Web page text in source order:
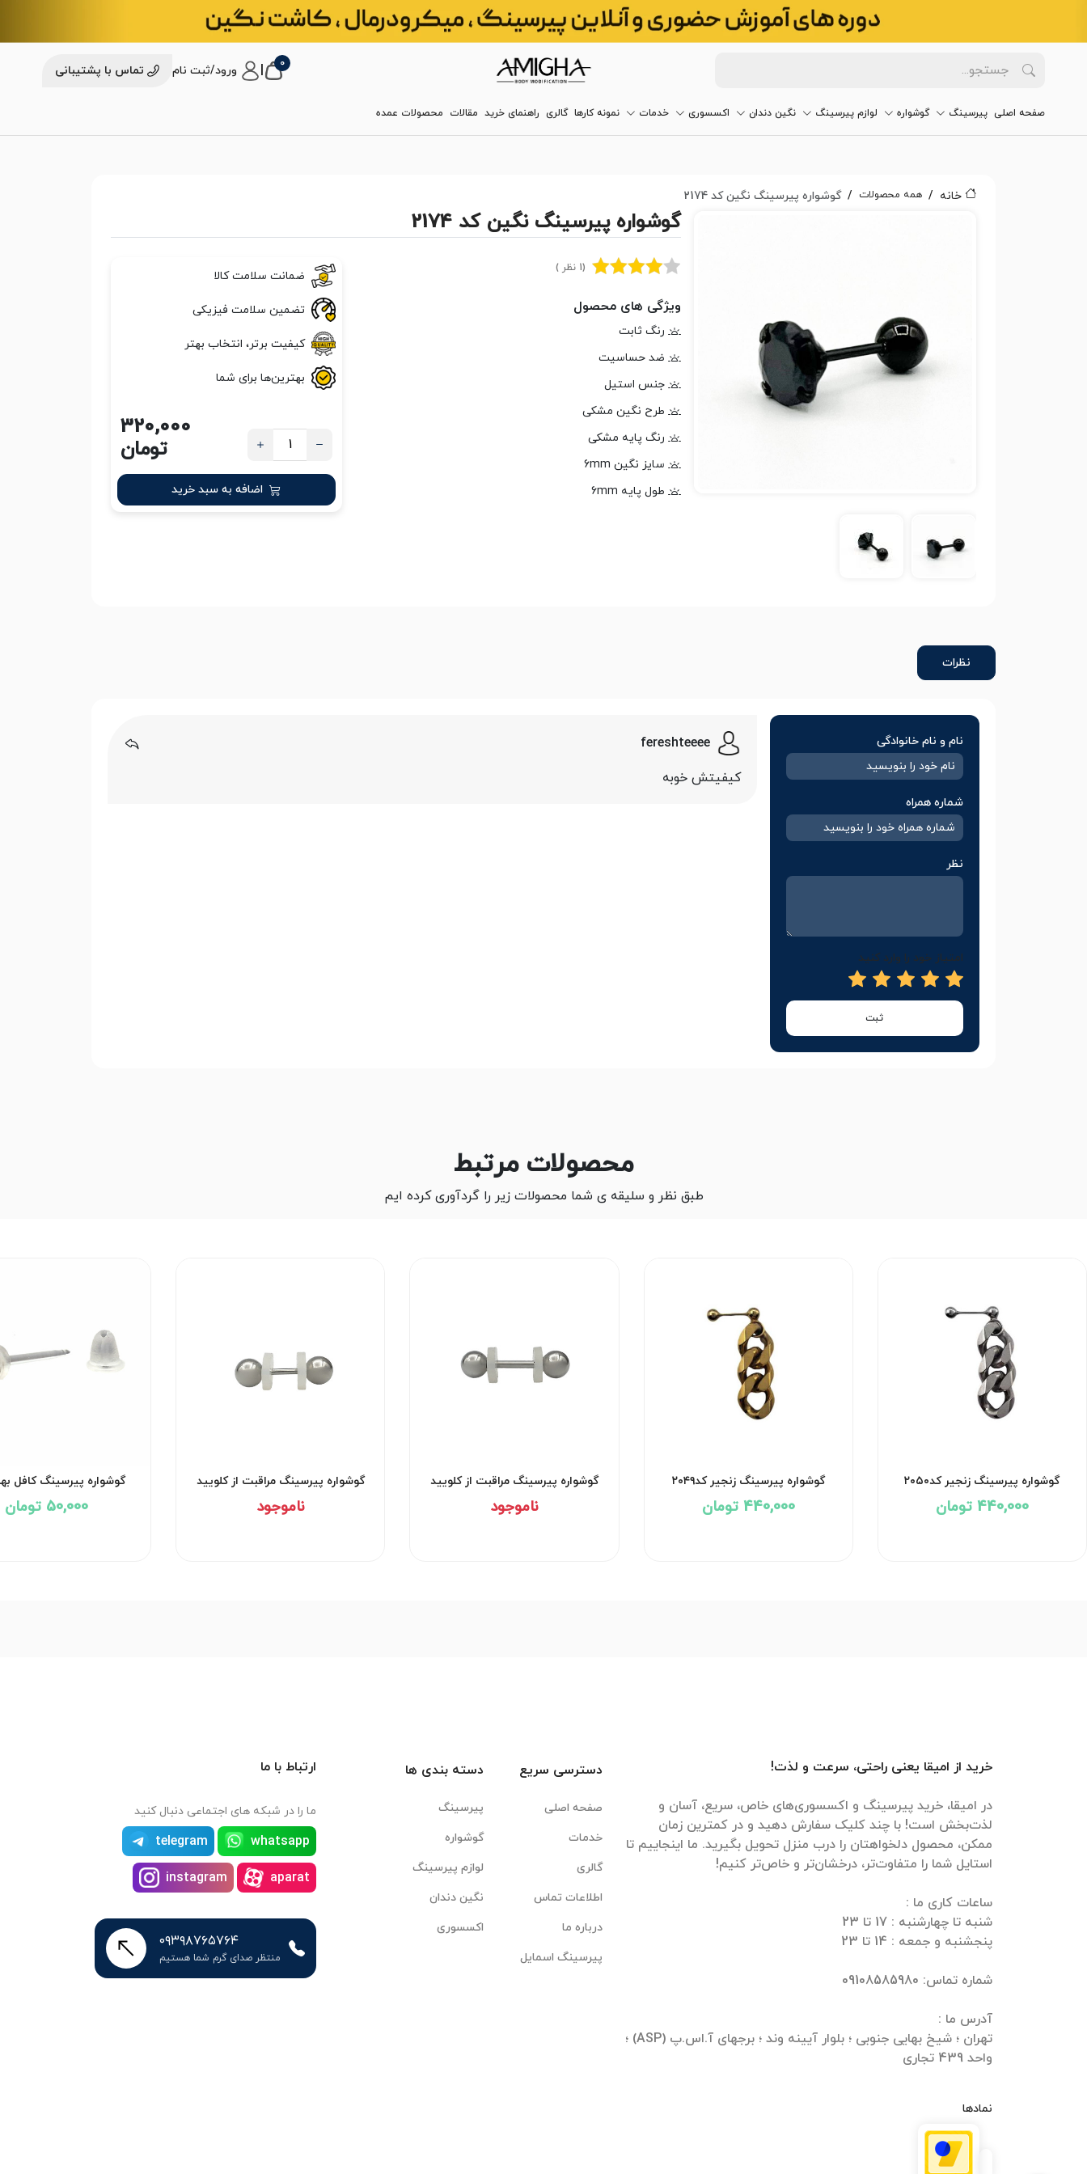
0 ورود/ثبت نام تماس با پشتیبانی
صفحه اصلی پیرسینگ گوشواره لوازم پیرسینگ نگین دندان اکسسوری خدمات نمونه کارها گالری راهنمای خرید مقالات محصولات عمده
خانه همه محصولات گوشواره پیرسینگ نگین کد 2174
گوشواره پیرسینگ نگین کد 2174
(1 نظر )
ویژگی های محصول
رنگ ثابت
ضد حساسیت
جنس استیل
طرح نگین مشکی
رنگ پایه مشکی
سایز نگین 6mm
طول پایه 6mm
ضمانت سلامت کالا
تضمین سلامت فیزیکی
کیفیت برتر، انتخاب بهتر
بهترین‌ها برای شما
320,000
تومان
اضافه به سبد خرید
نظرات
نام و نام خانوادگی
شماره همراه
نظر
امتیاز خود را وارد کنید
ثبت
fereshteeee
کیفیتش خوبه
محصولات مرتبط
طبق نظر و سلیقه ی شما محصولات زیر را گردآوری کرده ایم
گوشواره پیرسینگ زنجیر کد۲۰۵۰
440,000 تومان
گوشواره پیرسینگ زنجیر کد۲۰۴۹
440,000 تومان
گوشواره پیرسینگ مراقبت از کلویید
کد۲۹۵۲
ناموجود
گوشواره پیرسینگ مراقبت از کلویید
ناموجود
گوشواره پیرسینگ کافل
کد۲۹۵۰
50,000 تومان
خرید از امیقا یعنی راحتی، سرعت و لذت!
در امیقا، خرید پیرسینگ و اکسسوری‌های خاص، سریع، آسان و
لذت‌بخش است! با چند کلیک سفارش دهید و در کمترین زمان
ممکن، محصول دلخواهتان را درب منزل تحویل بگیرید. ما اینجاییم تا
تهران ؛ شیخ بهایی جنوبی ؛ بلوار آیینه وند ؛ برجهای آ.اس.پ (ASP) ؛
واحد 439 تجاری
نمادها
دسترسی سریع
صفحه اصلی
خدمات
گالری
اطلاعات تماس
درباره ما
پیرسینگ اسمایل
دسته بندی ها
پیرسینگ
گوشواره
لوازم پیرسینگ
نگین دندان
اکسسوری
ارتباط با ما
ما را در شبکه های اجتماعی دنبال کنید
whatsapp
telegram
aparat
instagram
۰۹۳۹۸۷۶۵۷۶۴
منتظر صدای گرم شما هستیم